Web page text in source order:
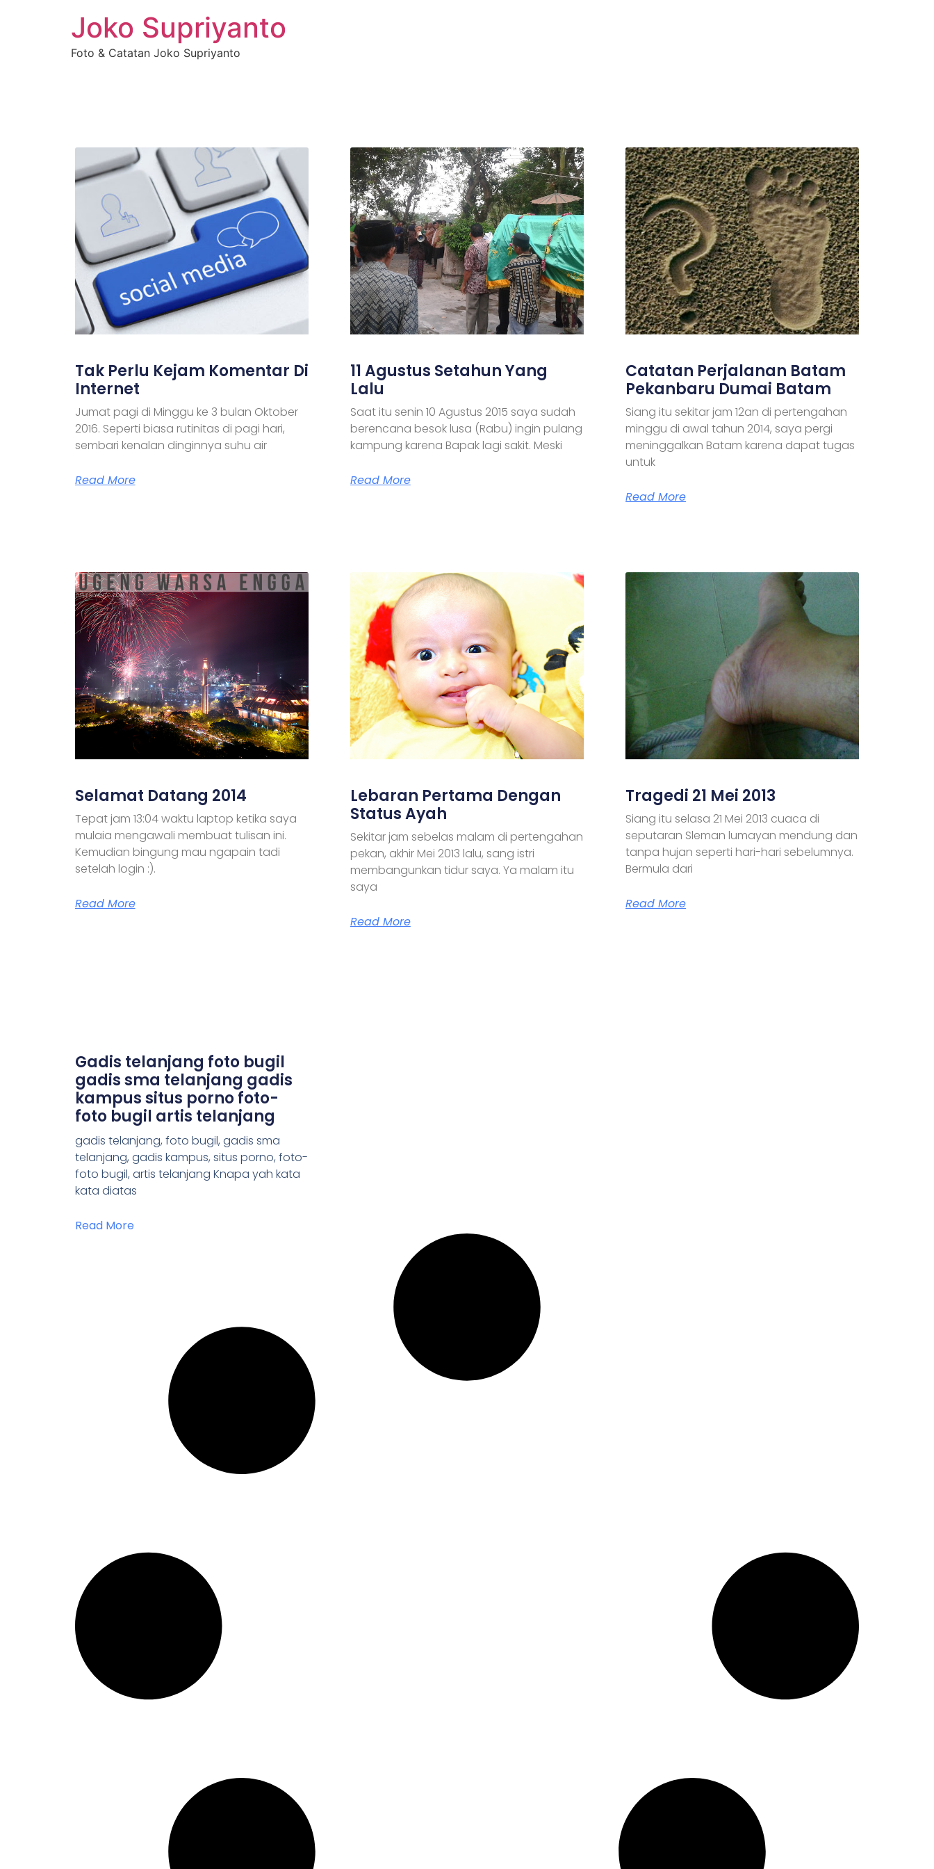
Joko Supriyanto
Foto & Catatan Joko Supriyanto
Tak Perlu Kejam Komentar Di
Internet
Jumat pagi di Minggu ke 3 bulan Oktober
2016. Seperti biasa rutinitas di pagi hari,
sembari kenalan dinginnya suhu air
Read More
11 Agustus Setahun Yang
Lalu
Saat itu senin 10 Agustus 2015 saya sudah
berencana besok lusa (Rabu) ingin pulang
kampung karena Bapak lagi sakit. Meski
Read More
Catatan Perjalanan Batam
Pekanbaru Dumai Batam
Siang itu sekitar jam 12an di pertengahan
minggu di awal tahun 2014, saya pergi
meninggalkan Batam karena dapat tugas
untuk
Read More
Selamat Datang 2014
Tepat jam 13:04 waktu laptop ketika saya
mulaia mengawali membuat tulisan ini.
Kemudian bingung mau ngapain tadi
setelah login :).
Read More
Lebaran Pertama Dengan
Status Ayah
Sekitar jam sebelas malam di pertengahan
pekan, akhir Mei 2013 lalu, sang istri
membangunkan tidur saya. Ya malam itu
saya
Read More
Tragedi 21 Mei 2013
Siang itu selasa 21 Mei 2013 cuaca di
seputaran Sleman lumayan mendung dan
tanpa hujan seperti hari-hari sebelumnya.
Bermula dari
Read More
Gadis telanjang foto bugil
gadis sma telanjang gadis
kampus situs porno foto-
foto bugil artis telanjang
gadis telanjang, foto bugil, gadis sma
telanjang, gadis kampus, situs porno, foto-
foto bugil, artis telanjang Knapa yah kata
kata diatas
Read More